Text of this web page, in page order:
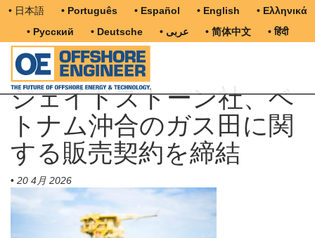
• 日本語 • Português • Español • English
• Ελληνικά
• Русский
• Deutsche • عربى • 简体中文 • हिंदी
ジェイドストーン社、ベ
トナム沖合のガス田に関
する販売契約を締結
• 20 4月 2026